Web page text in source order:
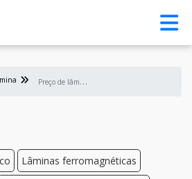
P
reço de lâmina eólica
Lâminas ferromagnéticas